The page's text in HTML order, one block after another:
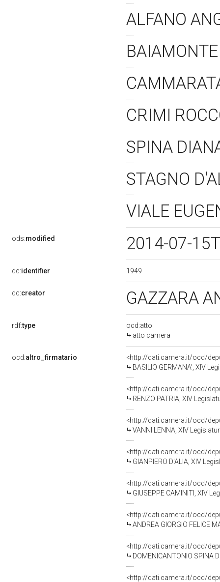
ALFANO
CRIMI
SPINA
STAGNO
VIALE
ods:modified 2014-07-
dc:identifier 1949
dc:creator GAZZARA
rdf:type
ocd:atto
atto camera
ocd:altro_firmatario
<http://dati.camera.it/ocd/
BASILIO GERMANA', XIV
<http://dati.camera.it/ocd/
RENZO PATRIA, XIV
<http://dati.camera.it/ocd/
VANNI LENNA, XIV
<http://dati.camera.it/ocd/
GIANPIERO D'ALIA, XIV
<http://dati.camera.it/ocd/
GIUSEPPE CAMINITI, XIV
<http://dati.camera.it/ocd/
ANDREA GIORGIO FELICE
<http://dati.camera.it/ocd/
DOMENICANTONIO SPINA
<http://dati.camera.it/ocd/